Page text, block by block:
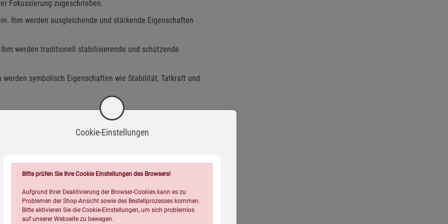
Fokussierung zugeschrieben.
Ihm werden ausgleichende und stärkende Eigenschaften
werden traditionell stabilisierende und schützende
symbolisch Eigenschaften wie Stabilität, Tatkraft und
gesicherten Wirkungsnachweise vor.
Cookie-Einstellungen
Bitte prüfen Sie Ihre Cookie Einstellungen des Browsers!
Aufgrund Ihrer Deaktivierung der Browser-Cookies kann es zu
Problemen der Shop-Ansicht sowie des Bestellprozesses kommen.
Bitte aktivieren Sie die Cookie-Einstellungen, um sich problemlos
auf unserer Webseite zu bewegen.